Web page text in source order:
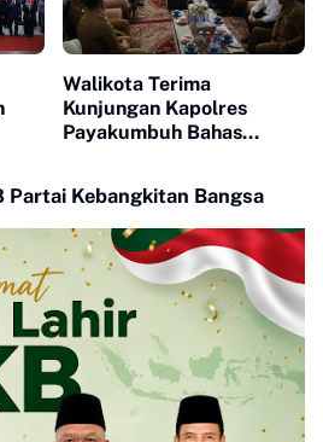
Walikota Terima
Kunjungan Kapolres
Payakumbuh Bahas
Partai Kebangkitan Bangsa